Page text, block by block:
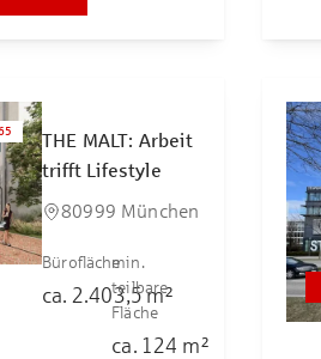
THE MALT: Arbeit
trifft Lifestyle
80999 München
Bürofläche
ca. 2.403,5m²
min.
teilbare
Fläche
ca. 124 m²